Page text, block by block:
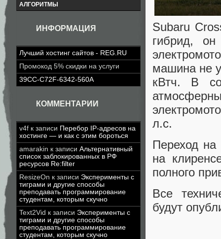
АЛГОРИТМЫ
ИНФОРМАЦИЯ
Лучший хостинг сайтов - REG.RU
Промокод 5% скидки на услуги
39CC-C72F-6342-560A
КОММЕНТАРИИ
v4f к записи Перебор IP-адресов на
хостинге — и как с этим бороться
amarakin к записи Альтернативный
список заблокированных в РФ
ресурсов Re:filter
ResizeOn к записи Эксперименты с
тиграми и другие способы
преподавать программирование
студентам, которым скучно
Text2Vid к записи Эксперименты с
тиграми и другие способы
преподавать программирование
студентам, которым скучно
Subaru
гибрид,
машина не
кВтч. В
л.с.
Переход на
на
полного
Все
будут